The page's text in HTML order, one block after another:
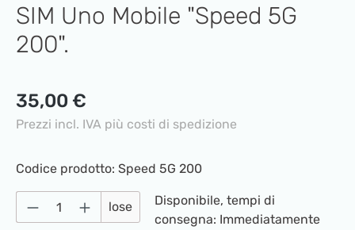
SIM Uno Mobile "Speed 5G
200".
Prezzo normale:
35,00 €
Prezzi incl. IVA più costi di spedizione
Codice prodotto: Speed 5G 200
Quantità del prodotto: inserisci la
lose
Disponibile, tempi di
consegna: Immediatamente